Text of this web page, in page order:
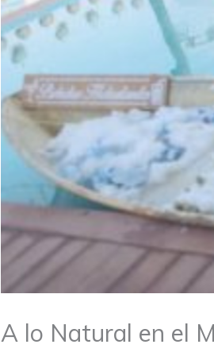
A lo Natural en el